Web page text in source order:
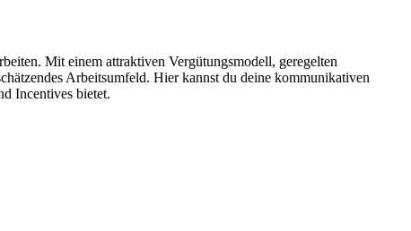
Mit einem attraktiven Vergütungsmodell, geregelten
Arbeitsumfeld. Hier kannst du deine kommunikativen
Incentives bietet.